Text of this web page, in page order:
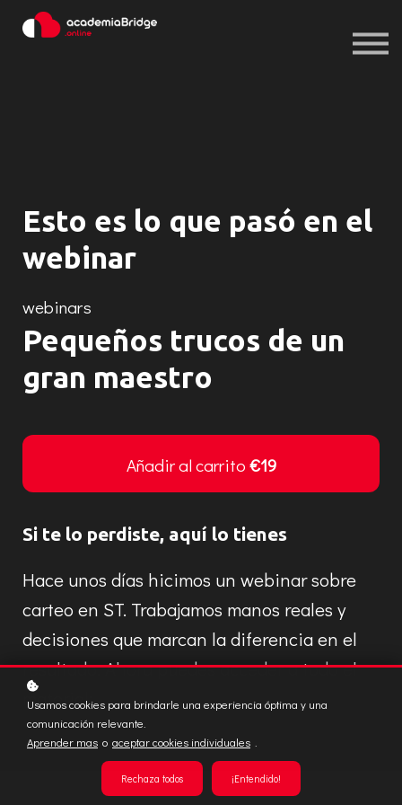
Iniciar sesión
Esto es lo que pasó en el
webinar
webinars
Pequeños trucos de un
gran maestro
Añadir al carrito €19
Si te lo perdiste, aquí lo tienes
Hace unos días hicimos un webinar sobre
carteo en ST. Trabajamos manos reales y
decisiones que marcan la diferencia en el
resultado. Ahora puedes acceder a todo el
material:
Usamos cookies para brindarle una experiencia óptima y una
comunicación relevante.
Aprender mas o aceptar cookies individuales
Rechaza todos ¡Entendido!